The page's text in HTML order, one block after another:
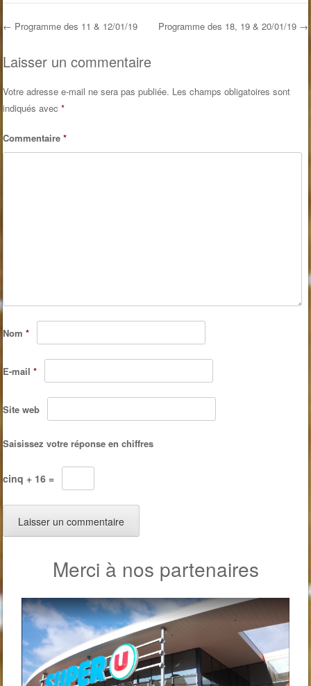
Post navigation
← Programme des 11 & 12/01/19 Programme des 18, 19 & 20/01/19 →
Laisser un commentaire
Votre adresse e-mail ne sera pas publiée. Les champs obligatoires sont
indiqués avec*
Commentaire*
Nom*
E-mail*
Site web
Saisissez votre réponse en chiffres
cinq + 16 =
Merci à nos partenaires